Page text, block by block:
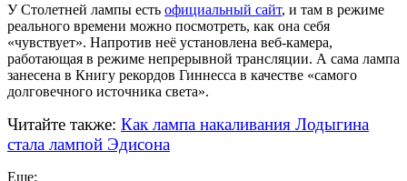
У Столетней лампы есть официальный сайт, и там в режиме
реального времени можно посмотреть, как она себя
«чувствует». Напротив неё установлена веб-камера,
работающая в режиме непрерывной трансляции. А сама лампа
занесена в Книгу рекордов Гиннесса в качестве «самого
долговечного источника света».
Читайте также: Как лампа накаливания Лодыгина
стала лампой Эдисона
Еще: